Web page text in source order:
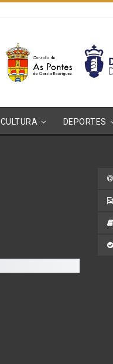
CULTURA DEPORTES